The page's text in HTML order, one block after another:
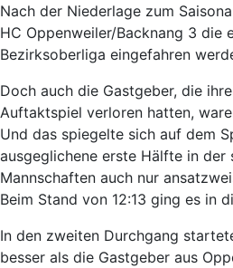
Nach der Niederlage zum
HC Oppenweiler/Backnang 3 die
Bezirksoberliga eingefahren
Doch auch die Gastgeber, die
Auftaktspiel verloren hatten,
Und das spiegelte sich auf dem
ausgeglichene erste Hälfte in der
Mannschaften auch nur
Beim Stand von 12:13 ging es in
In den zweiten Durchgang
besser als die Gastgeber aus